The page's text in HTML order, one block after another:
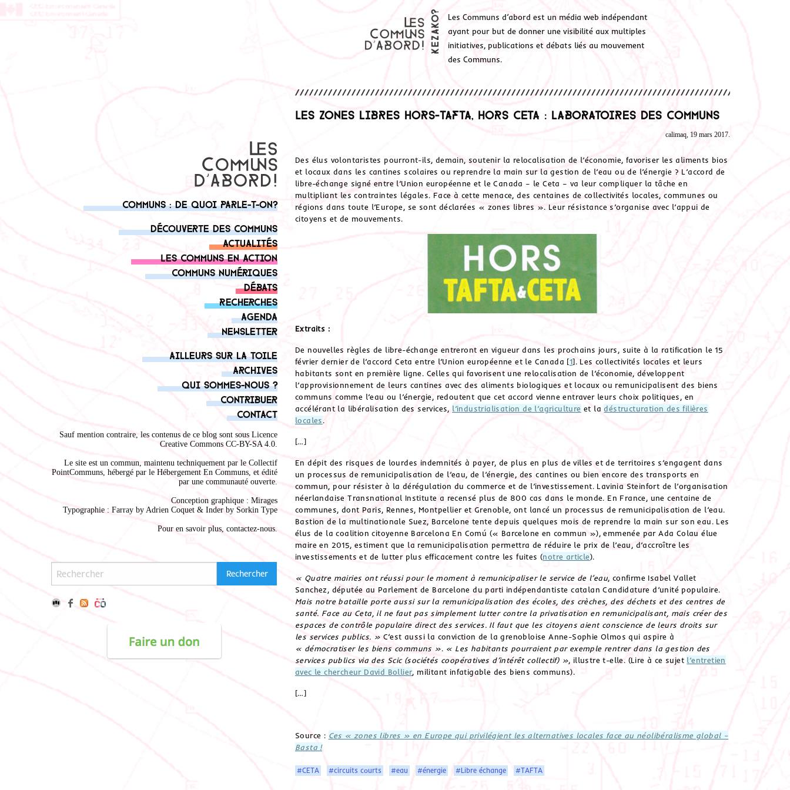
Les Communs d’abord est un média web indépendant
ayant pour but de donner une visibilité aux multiples
initiatives, publications et débats liés au mouvement
des Communs.
Communs : de quoi parle-t-on?
Découverte des communs
Actualités
Les communs en action
Communs numériques
Débats
Recherches
Agenda
Newsletter
Ailleurs sur la toile
Archives
Qui sommes-nous ?
Contribuer
Contact
Sauf mention contraire, les contenus de ce blog sont sous Licence
Creative Commons CC-BY-SA 4.0.
Le site est un commun, maintenu techniquement par le Collectif
PointCommuns, hébergé par le Hébergement En Communs, et édité
par une communauté ouverte.
Conception graphique : Mirages
Typographie : Farray by Adrien Coquet & Inder by Sorkin Type
Pour en savoir plus, contactez-nous.
Les zones libres hors-TAFTA, hors CETA : laboratoires des communs
calimaq, 19 mars 2017.
Des élus volontaristes pourront-ils, demain, soutenir la relocalisation de l’économie, favoriser les aliments bios
et locaux dans les cantines scolaires ou reprendre la main sur la gestion de l’eau ou de l’énergie ? L’accord de
libre-échange signé entre l’Union européenne et le Canada – le Ceta – va leur compliquer la tâche en
multipliant les contraintes légales. Face à cette menace, des centaines de collectivités locales, communes ou
régions dans toute l’Europe, se sont déclarées « zones libres ». Leur résistance s’organise avec l’appui de
citoyens et de mouvements.
Extraits :
De nouvelles règles de libre-échange entreront en vigueur dans les prochains jours, suite à la ratification le 15
février dernier de l’accord Ceta entre l’Union européenne et le Canada [1]. Les collectivités locales et leurs
habitants sont en première ligne. Celles qui favorisent une relocalisation de l’économie, développent
l’approvisionnement de leurs cantines avec des aliments biologiques et locaux ou remunicipalisent des biens
communs comme l’eau ou l’énergie, redoutent que cet accord vienne entraver leurs choix politiques, en
accélérant la libéralisation des services, l’industrialisation de l’agriculture et ladéstructuration des filières
locales.
[…]
En dépit des risques de lourdes indemnités à payer, de plus en plus de villes et de territoires s’engagent dans
un processus de remunicipalisation de l’eau, de l’énergie, des cantines ou bien encore des transports en
commun, pour résister à la dérégulation du commerce et de l’investissement. Lavinia Steinfort de l’organisation
néerlandaise Transnational Institute a recensé plus de 800 cas dans le monde. En France, une centaine de
communes, dont Paris, Rennes, Montpellier et Grenoble, ont lancé un processus de remunicipalisation de l’eau.
Bastion de la multinationale Suez, Barcelone tente depuis quelques mois de reprendre la main sur son eau. Les
élus de la coalition citoyenne Barcelona En Comú (« Barcelone en commun »), emmenée par Ada Colau élue
maire en 2015, estiment que la remunicipalisation permettra de réduire le prix de l’eau, d’accroître les
investissements et de lutter plus efficacement contre les fuites (notre article).
« Quatre mairies ont réussi pour le moment à remunicipaliser le service de l’eau, confirme Isabel Vallet
Sanchez, députée au Parlement de Barcelone du parti indépendantiste catalan Candidature d’unité populaire.
Mais notre bataille porte aussi sur la remunicipalisation des écoles, des crèches, des déchets et des centres de
santé. Face au Ceta, il ne faut pas simplement lutter contre la privatisation en remunicipalisant, mais créer des
espaces de contrôle populaire direct des services. Il faut que les citoyens aient conscience de leurs droits sur
les services publics. » C’est aussi la conviction de la grenobloise Anne-Sophie Olmos qui aspire à
« démocratiser les biens communs ». « Les habitants pourraient par exemple rentrer dans la gestion des
services publics via des Scic (sociétés coopératives d’intérêt collectif) », illustre t-elle. (Lire à ce sujet l’entretien
avec le chercheur David Bollier, militant infatigable des biens communs).
[…]
Source : Ces « zones libres » en Europe qui privilégient les alternatives locales face au néolibéralisme global –
Basta !
#CETA #circuits courts #eau #énergie #Libre échange #TAFTA